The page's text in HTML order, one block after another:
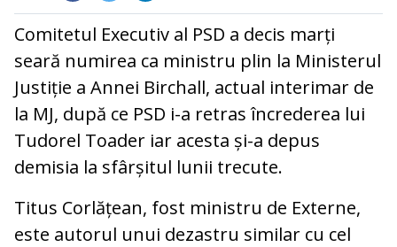
Comitetul Executiv al PSD a decis marți
seară numirea ca ministru plin la Ministerul
Justiție a Annei Birchall, actual interimar de
la MJ, după ce PSD i-a retras încrederea lui
Tudorel Toader iar acesta și-a depus
demisia la sfârșitul lunii trecute.
Titus Corlățean, fost ministru de Externe,
este autorul unui dezastru similar cu cel